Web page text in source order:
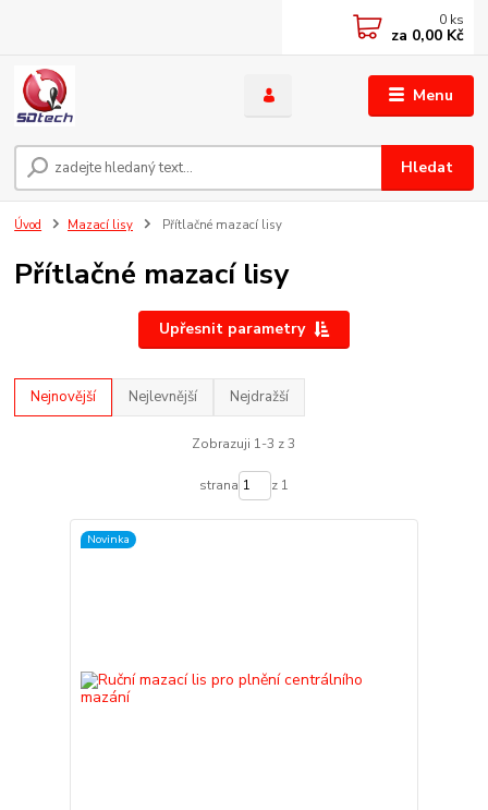
Menu
Hledat
0 ks
za 0,00 Kč
Úvod Mazací lisy Přítlačné mazací lisy
Přítlačné mazací lisy
Upřesnit parametry
Nejnovější Nejlevnější Nejdražší
Zobrazuji 1-3 z 3
strana z 1
Novinka